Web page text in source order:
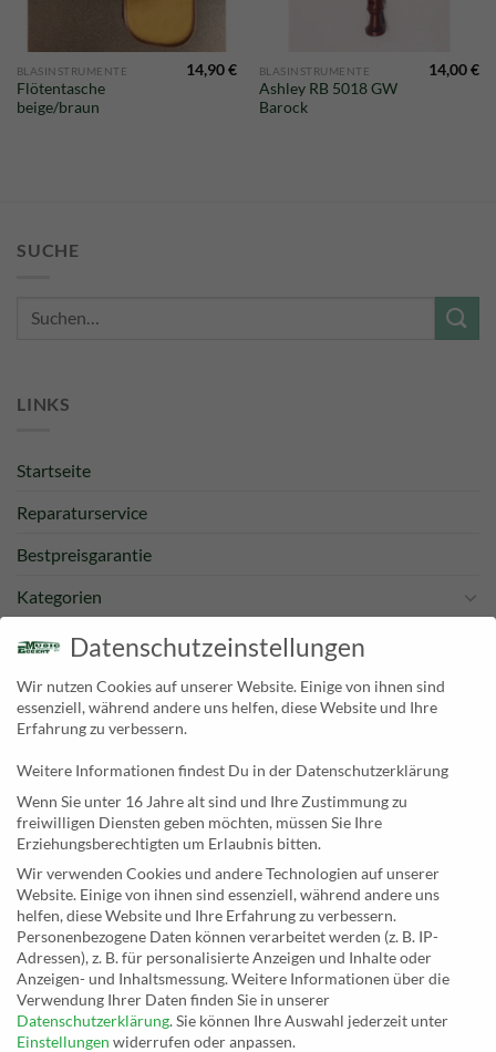
BLASINSTRUMENTE
Flötentasche
beige/braun
14,90€ BLASINSTRUMENTE
Ashley RB 5018 GW
Barock
14,00€
SUCHE
Suche
LINKS
Startseite
Reparaturservice
Bestpreisgarantie
Kategorien
Newsletter
KONTAKT
MusicEggert
Paulstraße 2a
19249 Lübtheen
Telefon: +493885551353
E-Mail:musikhaus@musiceggert.de
PayPal E-Mail:info@musiceggert.de
Datenschutzeinstellungen
Wir nutzen Cookies auf unserer Website. Einige von ihnen sind
essenziell, während andere uns helfen, diese Website und Ihre
Erfahrung zu verbessern.
Weitere Informationen findest Du in der Datenschutzerklärung
Wenn Sie unter 16 Jahre alt sind und Ihre Zustimmung zu
freiwilligen Diensten geben möchten, müssen Sie Ihre
Erziehungsberechtigten um Erlaubnis bitten.
Wir verwenden Cookies und andere Technologien auf unserer
Website. Einige von ihnen sind essenziell, während andere uns
helfen, diese Website und Ihre Erfahrung zu verbessern.
Personenbezogene Daten können verarbeitet werden (z. B. IP-
Adressen), z. B. für personalisierte Anzeigen und Inhalte oder
Anzeigen- und Inhaltsmessung.Weitere Informationen über die
Verwendung Ihrer Daten finden Sie in unserer
Datenschutzerklärung.Sie können Ihre Auswahl jederzeit unter
Einstellungen widerrufen oder anpassen.